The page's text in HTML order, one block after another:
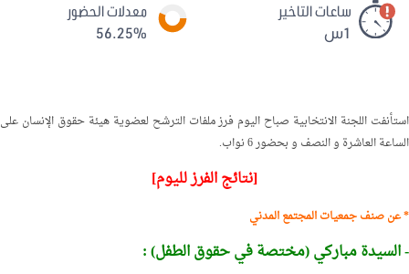
ساعات التاخير
1س
معدلات الحضور
56.25%
استأنفت اللجنة الانتخابية صباح اليوم فرز ملفات الترشح لعضوية هيئة حقوق الإنسان على
الساعة العاشرة و النصف و بحضور 6 نواب.
[نتائج الفرز لليوم]
* عن صنف جمعيات المجتمع المدني
- السيدة مباركي (مختصة في حقوق الطفل) :